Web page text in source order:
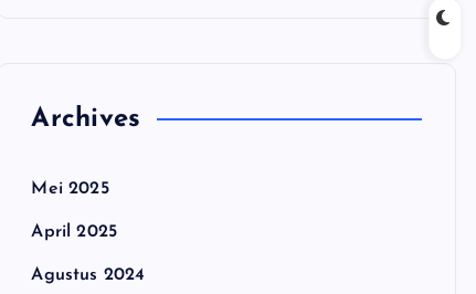
Archives
Mei 2025
April 2025
Agustus 2024